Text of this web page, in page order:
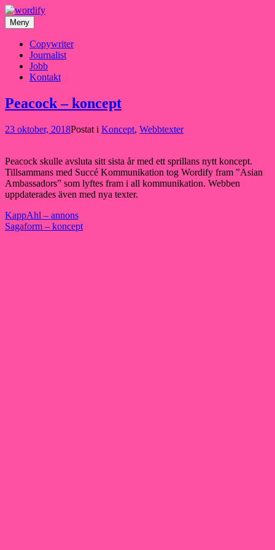
Hoppa
till
innehåll
Meny
Copywriter
Journalist
Jobb
Kontakt
Peacock – koncept
23 oktober, 2018Postat i Koncept, Webbtexter
Peacock skulle avsluta sitt sista år med ett sprillans nytt koncept.
Tillsammans med Succé Kommunikation tog Wordify fram ”Asian
Ambassadors” som lyftes fram i all kommunikation. Webben
uppdaterades även med nya texter.
Inläggsnavigering
KappAhl – annons
Sagaform – koncept